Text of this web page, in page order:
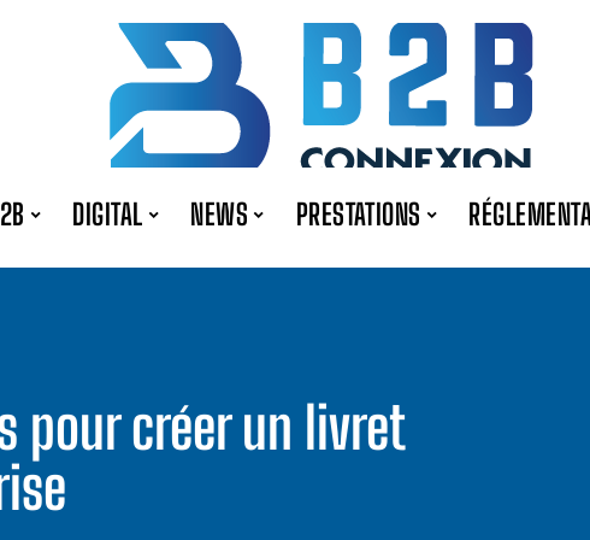
DIGITAL NEWS PRESTATIONS
pour créer un livret